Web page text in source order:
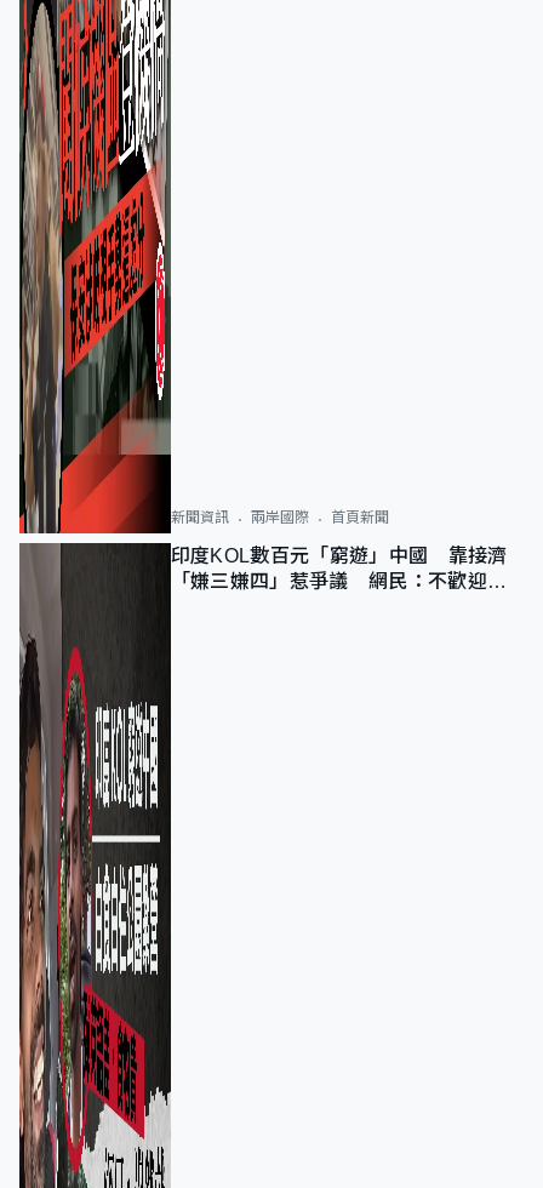
新聞資訊 兩岸國際 首頁新聞
印度KOL數百元「窮遊」中國 靠接濟
「嫌三嫌四」惹爭議 網民：不歡迎劣